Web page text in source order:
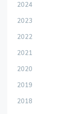
2024
2023
2022
2021
2020
2019
2018